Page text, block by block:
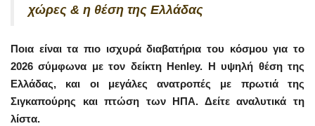
χώρες & η θέση της Ελλάδας
Ποια είναι τα πιο ισχυρά διαβατήρια του κόσμου για το
2026 σύμφωνα με τον δείκτη Henley. Η υψηλή θέση της
Ελλάδας, και οι μεγάλες ανατροπές με πρωτιά της
Σιγκαπούρης και πτώση των ΗΠΑ. Δείτε αναλυτικά τη
λίστα.